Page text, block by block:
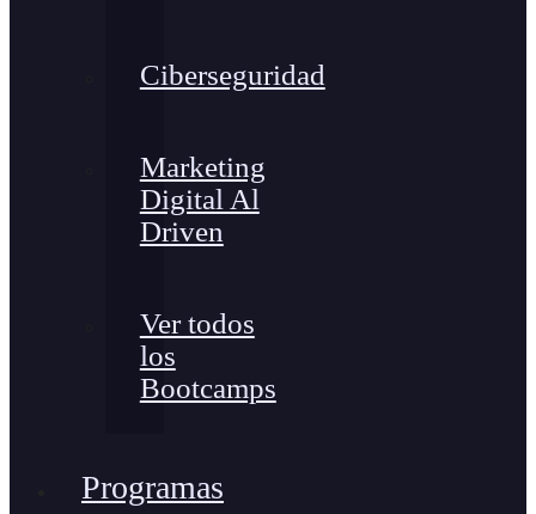
Ciberseguridad
Marketing
Digital Al
Driven
Ver todos
los
Bootcamps
Programas